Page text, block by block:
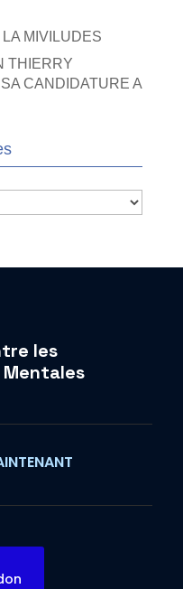
MIVILUDES
THIERRY
CANDIDATURE A
les